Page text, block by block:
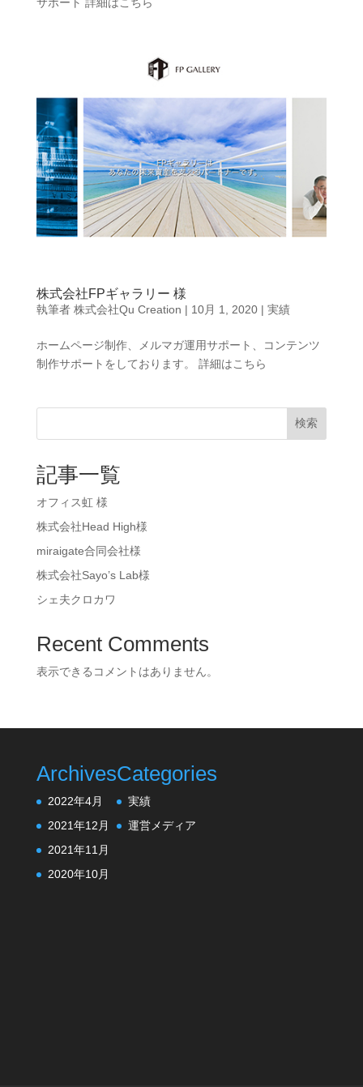
株式会社FPギャラリー 様
執筆者 株式会社Qu Creation | 10月 1, 2020| 実績
ホームページ制作、メルマガ運用サポート、コンテンツ
制作サポートをしております。 詳細はこちら
検索
記事一覧
オフィス虹 様
株式会社Head High様
miraigate合同会社様
株式会社Sayo’s Lab様
シェ夫クロカワ
Recent Comments
表示できるコメントはありません。
Archives
2022年4月
2021年12月
2021年11月
2020年10月
Categories
実績
運営メディア